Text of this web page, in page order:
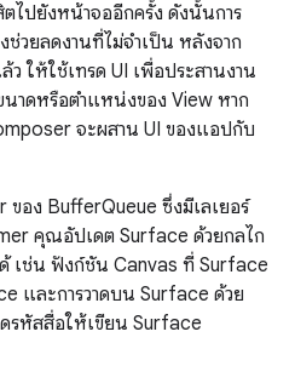
ไปยังหน้าจออีกครั้ง ดังนั้นการ
วยลดงานที่ไม่จำเป็น หลังจาก
ให้ใช้เทรด UI เพื่อประสานงาน
าดหรือตำแหน่งของ View หาก
จะผสาน UI ของแอปกับ
อง BufferQueue ซึ่งมีเลเยอร์
คุณอัปเดต Surface ด้วยกลไก
เช่น ฟังก์ชัน Canvas ที่ Surface
และการวาดบน Surface ด้วย
รหัสสื่อให้เขียน Surface